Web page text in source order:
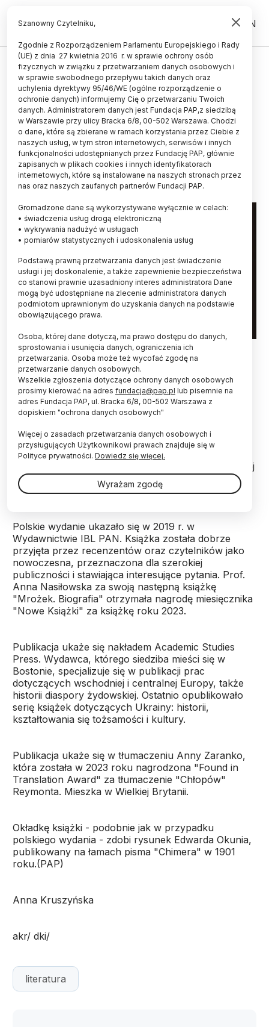
PL EN
HISTORIA I KULTURA
Tłumaczenie "Historii literatury
polskiej" prof. Anny Nasiłowskiej
ukaże się w Stanach
Zjednoczonych
28.01.2024
aktualizacja: 28.01.2024
1 minuta czytania
Warszawa 26.07.2011 Pisarka Anna Nasiłowska. soa PAP /
Andrzej Rybczyński
"Historia literatury polskiej" prof. Anny
Nasiłowskiej w tłumaczeniu Anny Zaranko ukaże
się w lutym na amerykańskim rynku. Książkę już
można zamawiać na stornie wydawnictwa.
"A History of Polish Literature" to pierwszy od wielu
lat na rynku amerykańskim całościowy zarys polskiej
literatury - od czasu "The History of Polish
Literature" Czesława Miłosza nie było nowej książki.
Polskie wydanie ukazało się w 2019 r. w
Wydawnictwie IBL PAN. Książka została dobrze
przyjęta przez recenzentów oraz czytelników jako
nowoczesna, przeznaczona dla szerokiej
publiczności i stawiająca interesujące pytania. Prof.
Anna Nasiłowska za swoją następną książkę
"Mrożek. Biografia" otrzymała nagrodę miesięcznika
"Nowe Książki" za książkę roku 2023.
Publikacja ukaże się nakładem Academic Studies
Press. Wydawca, którego siedziba mieści się w
Bostonie, specjalizuje się w publikacji prac
dotyczących wschodniej i centralnej Europy, także
historii diaspory żydowskiej. Ostatnio opublikowało
serię książek dotyczących Ukrainy: historii,
kształtowania się tożsamości i kultury.
Publikacja ukaże się w tłumaczeniu Anny Zaranko,
która została w 2023 roku nagrodzona "Found in
Translation Award" za tłumaczenie "Chłopów"
Reymonta. Mieszka w Wielkiej Brytanii.
Okładkę książki - podobnie jak w przypadku
polskiego wydania - zdobi rysunek Edwarda Okunia,
publikowany na łamach pisma "Chimera" w 1901
roku.(PAP)
Anna Kruszyńska
akr/ dki/
literatura
Szanowny Czytelniku,
Zgodnie z Rozporządzeniem Parlamentu Europejskiego i Rady
(UE) z dnia 27 kwietnia 2016 r. w sprawie ochrony osób
fizycznych w związku z przetwarzaniem danych osobowych i
w sprawie swobodnego przepływu takich danych oraz
uchylenia dyrektywy 95/46/WE (ogólne rozporządzenie o
ochronie danych) informujemy Cię o przetwarzaniu Twoich
danych. Administratorem danych jest Fundacja PAP,z siedzibą
w Warszawie przy ulicy Bracka 6/8, 00-502 Warszawa. Chodzi
o dane, które są zbierane w ramach korzystania przez Ciebie z
naszych usług, w tym stron internetowych, serwisów i innych
funkcjonalności udostępnianych przez Fundację PAP, głównie
zapisanych w plikach cookies i innych identyfikatorach
internetowych, które są instalowane na naszych stronach przez
nas oraz naszych zaufanych partnerów Fundacji PAP.
Gromadzone dane są wykorzystywane wyłącznie w celach:
• świadczenia usług drogą elektroniczną
• wykrywania nadużyć w usługach
• pomiarów statystycznych i udoskonalenia usług
Podstawą prawną przetwarzania danych jest świadczenie
usługi i jej doskonalenie, a także zapewnienie bezpieczeństwa
co stanowi prawnie uzasadniony interes administratora Dane
mogą być udostępniane na zlecenie administratora danych
podmiotom uprawnionym do uzyskania danych na podstawie
obowiązującego prawa.
Osoba, której dane dotyczą, ma prawo dostępu do danych,
sprostowania i usunięcia danych, ograniczenia ich
przetwarzania. Osoba może też wycofać zgodę na
przetwarzanie danych osobowych.
Wszelkie zgłoszenia dotyczące ochrony danych osobowych
prosimy kierować na adres fundacja@pap.pl lub pisemnie na
adres Fundacja PAP, ul. Bracka 6/8, 00-502 Warszawa z
dopiskiem "ochrona danych osobowych"
Więcej o zasadach przetwarzania danych osobowych i
przysługujących Użytkownikowi prawach znajduje się w
Polityce prywatności. Dowiedz się więcej.
Wyrażam zgodę